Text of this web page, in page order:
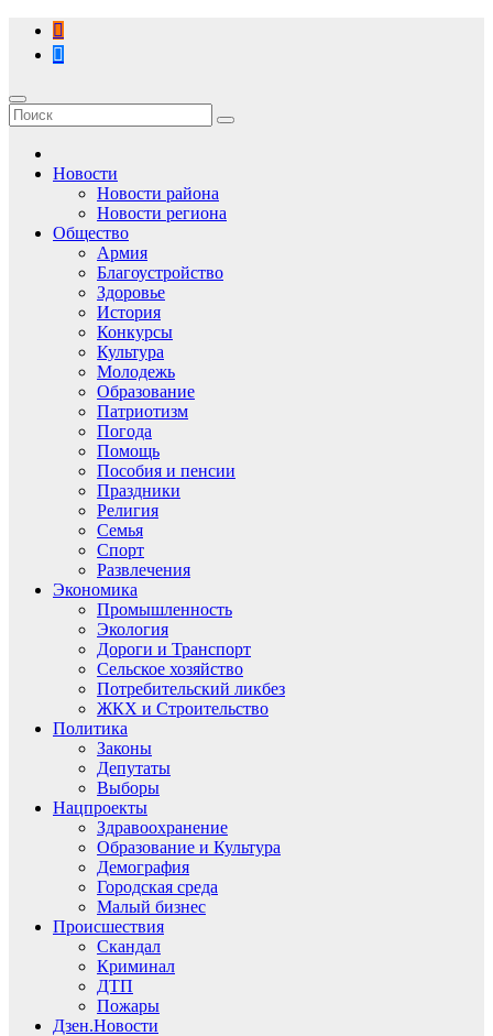
Перейти
содержимому
Новости
Новости района
Новости региона
Общество
Армия
Благоустройство
Здоровье
История
Конкурсы
Культура
Молодежь
Образование
Патриотизм
Погода
Помощь
Пособия и пенсии
Праздники
Религия
Семья
Спорт
Развлечения
Экономика
Промышленность
Экология
Дороги и Транспорт
Сельское хозяйство
Потребительский ликбез
ЖКХ и Строительство
Политика
Законы
Депутаты
Выборы
Нацпроекты
Здравоохранение
Образование и Культура
Демография
Городская среда
Малый бизнес
Происшествия
Скандал
Криминал
ДТП
Пожары
Дзен.Новости